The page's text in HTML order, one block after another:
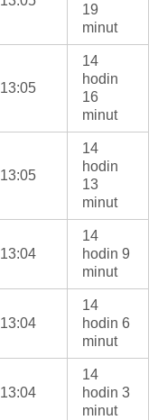
19
minut
13:05
14
hodin
16
minut
13:05
14
hodin
13
minut
13:04
14
hodin 9
minut
13:04
14
hodin 6
minut
13:04
14
hodin 3
minut